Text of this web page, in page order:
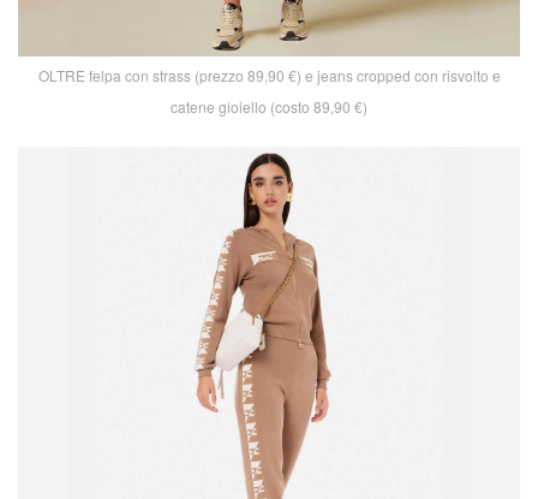
OLTRE felpa con strass (prezzo 89,90 €) e jeans cropped con risvolto e
catene gioiello (costo 89,90 €)